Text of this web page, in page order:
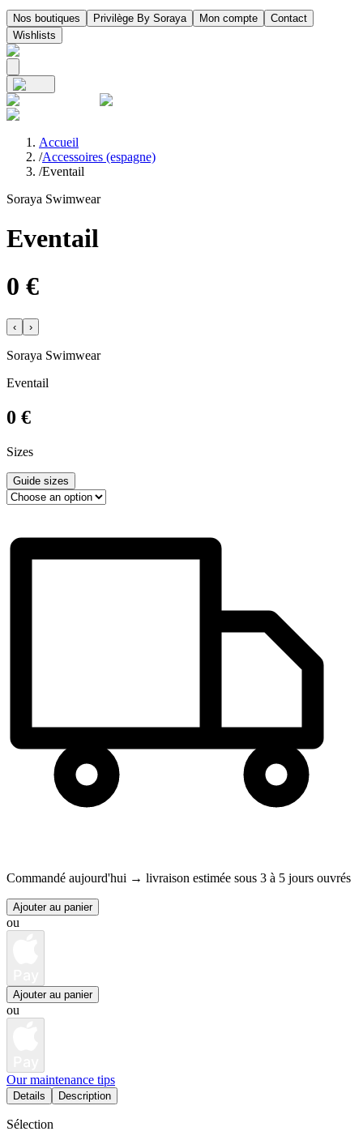
Nos boutiques Privilège By Soraya Mon compte
Contact
Wishlists
Accueil
/Accessoires (espagne)
/Eventail
Soraya Swimwear
Eventail
0 €
‹ ›
Soraya Swimwear
Eventail
0 €
Sizes
Guide sizes
Commandé aujourd'hui → livraison estimée sous 3 à 5 jours ouvrés
Ajouter au panier
ou
Ajouter au panier
ou
Our maintenance tips
Details Description
Sélection